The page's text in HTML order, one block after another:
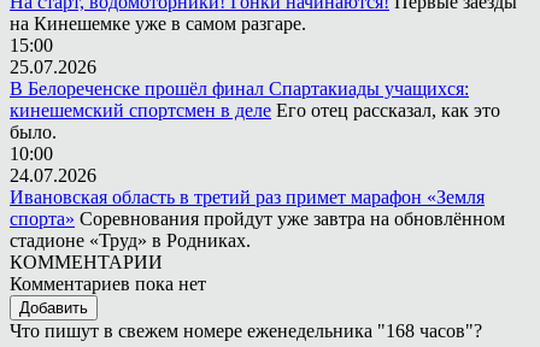
на Кинешемке уже в самом разгаре.
15:00
25.07.2026
В Белореченске прошёл финал Спартакиады учащихся:
кинешемский спортсмен в деле Его отец рассказал, как это
было.
10:00
24.07.2026
Ивановская область в третий раз примет марафон «Земля
спорта» Соревнования пройдут уже завтра на обновлённом
стадионе «Труд» в Родниках.
КОММЕНТАРИИ
Комментариев пока нет
Добавить
Что пишут в свежем номере еженедельника "168 часов"?